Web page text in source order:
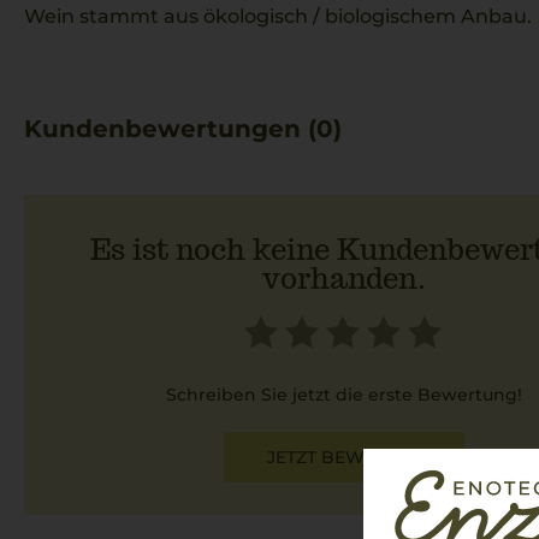
Wein stammt aus ökologisch / biologischem Anbau.
Kundenbewertungen (0)
Es ist noch keine
vorhanden.
Schreiben Sie jetzt die erste Bewertung!
JETZT BEWERTEN